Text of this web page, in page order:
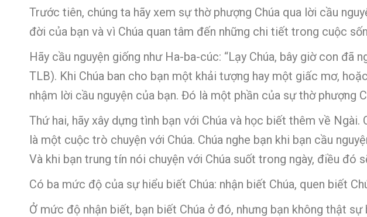
Trước tiên, chúng ta hãy xem sự thờ phượng Chúa qua lời cầu
đời của bạn và vì Chúa quan tâm đến những chi tiết trong cuộc
Hãy cầu nguyện giống như Ha-ba-cúc: “Lạy Chúa, bây giờ con đã
TLB). Khi Chúa ban cho bạn một khải tượng hay một giấc mơ,
nhậm lời cầu nguyện của bạn. Đó là một phần của sự thờ phượng
Thứ hai, hãy xây dựng tình bạn với Chúa và học biết thêm về
là một cuộc trò chuyện với Chúa. Chúa nghe bạn khi bạn cầu
Và khi bạn trung tín nói chuyện với Chúa suốt trong ngày, điều đó
Có ba mức độ của sự hiểu biết Chúa: nhận biết Chúa, quen biết
Ở mức độ nhận biết, bạn biết Chúa ở đó, nhưng bạn không thật